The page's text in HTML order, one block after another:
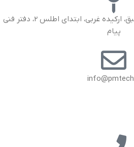
کرج، مهرشهر، بلوار ارم، کوی زنبق، ارکیده غربی، ابتدای اطلس 2، دفتر فنی
پیام